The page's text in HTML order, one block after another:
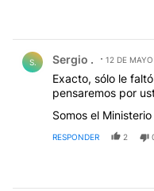
S. Sergio . 12 DE
Exacto, sólo le
pensaremos por
Somos el
RESPONDER 2